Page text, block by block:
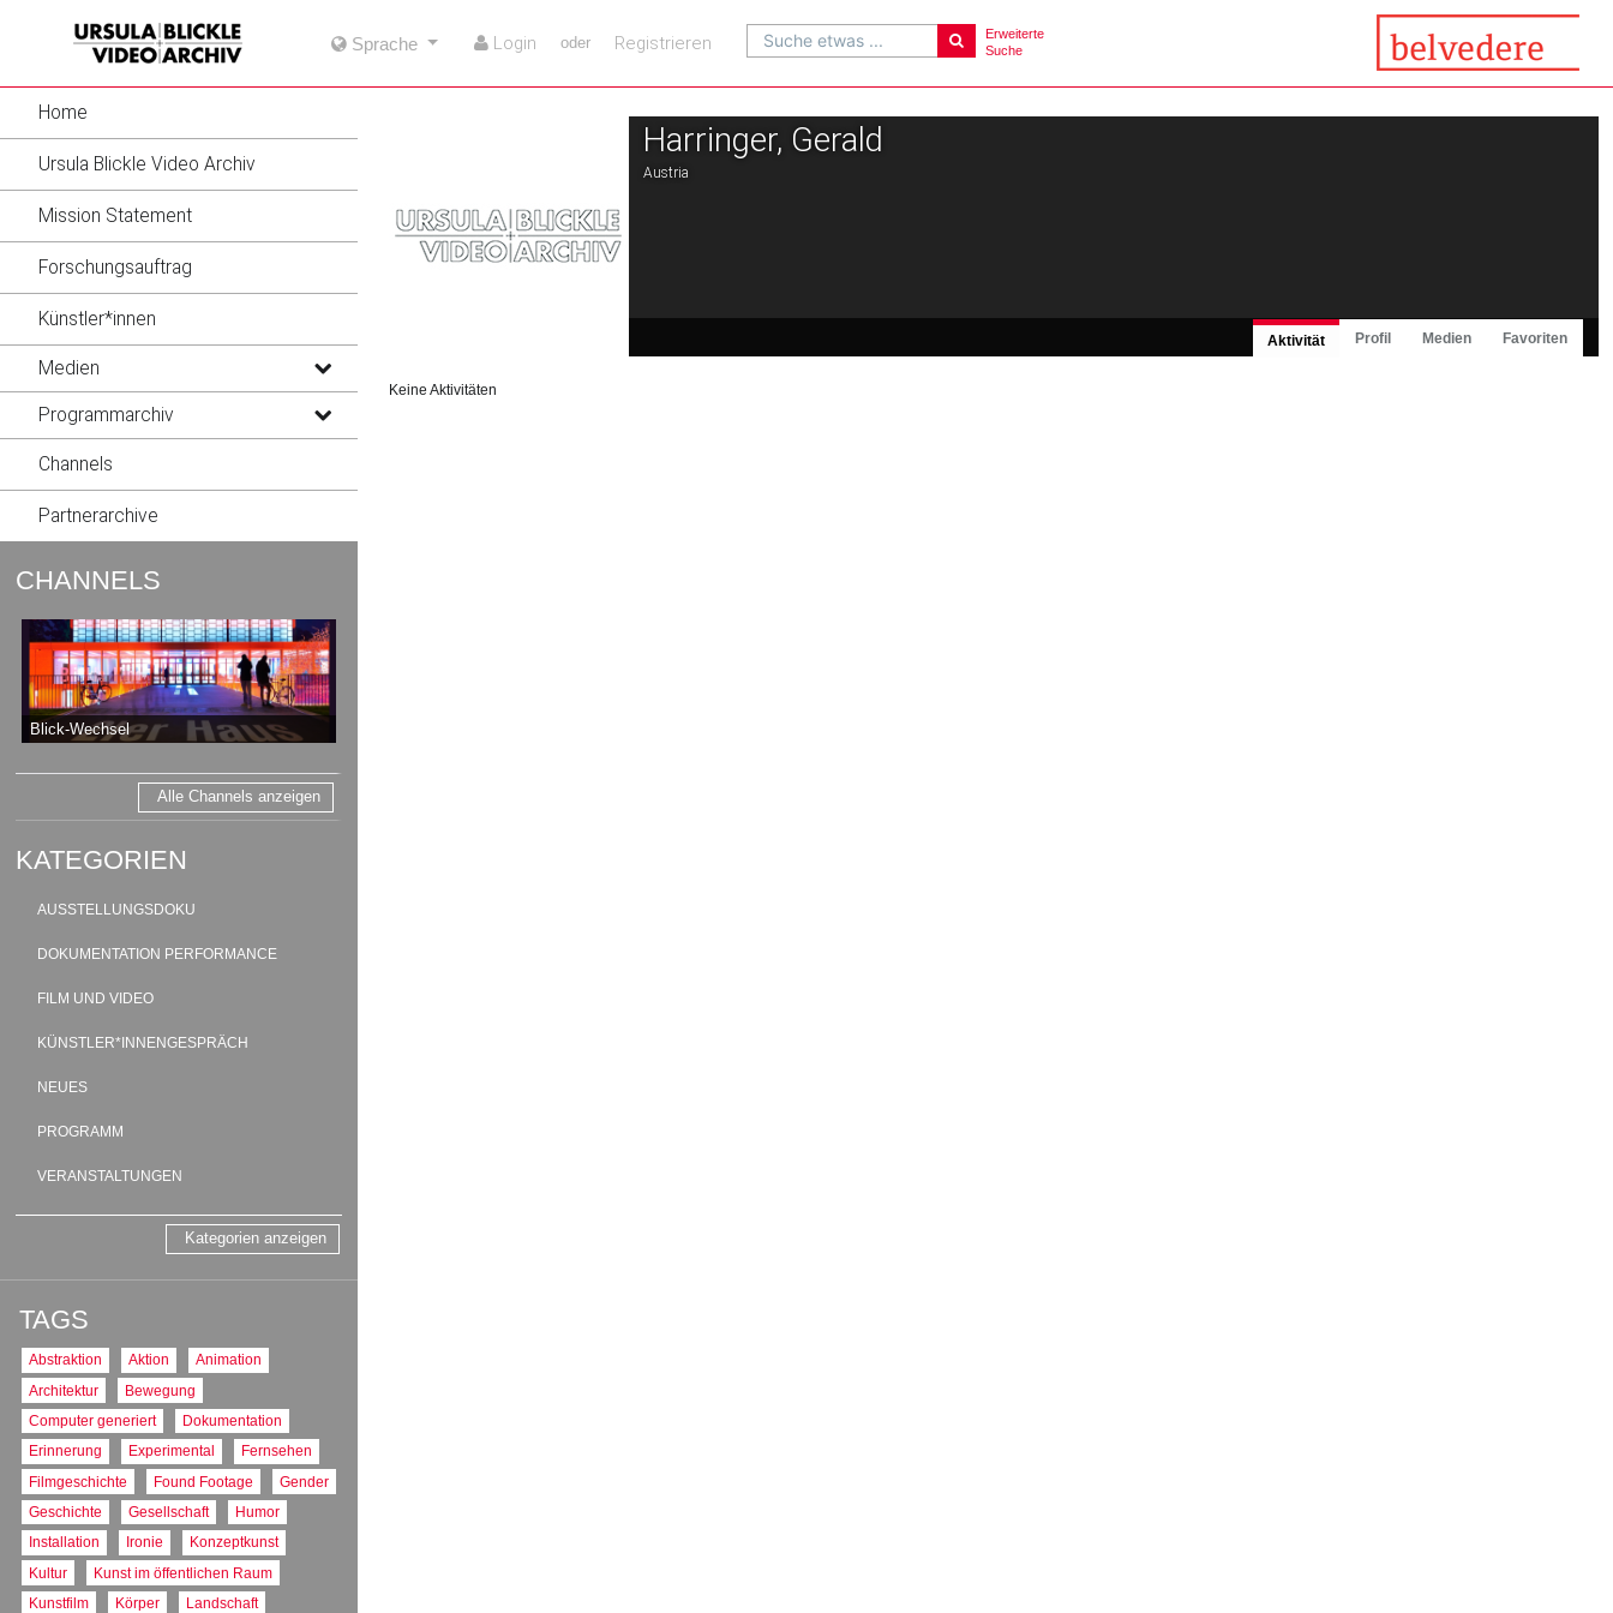
content
Suche etwas ...
Erweiterte
Suche
Sprache Login oder Registrieren
Home
Ursula Blickle Video Archiv
Mission Statement
Forschungsauftrag
Künstler*innen
Medien
Programmarchiv
Channels
Partnerarchive
CHANNELS
Blick-Wechsel
Alle Channels anzeigen
KATEGORIEN
AUSSTELLUNGSDOKU
DOKUMENTATION PERFORMANCE
FILM UND VIDEO
KÜNSTLER*INNENGESPRÄCH
NEUES
PROGRAMM
VERANSTALTUNGEN
Kategorien anzeigen
TAGS
Abstraktion Aktion
Animation
Architektur
Bewegung
Computer generiert
Dokumentation
Erinnerung
Experimental
Fernsehen
Filmgeschichte
Found Footage
Gender
Geschichte
Gesellschaft
Humor
Installation
Ironie
Konzeptkunst
Kultur
Kunst im öffentlichen Raum
Kunstfilm
Körper
Landschaft
Harringer, Gerald
Austria
Aktivität Profil Medien Favoriten
Keine Aktivitäten